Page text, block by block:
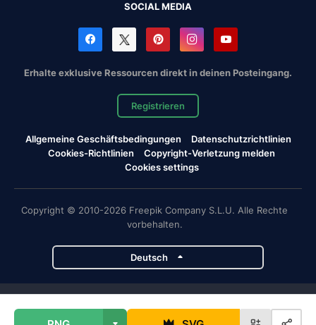
SOCIAL MEDIA
Erhalte exklusive Ressourcen direkt in deinen Posteingang.
Registrieren
Allgemeine Geschäftsbedingungen
Datenschutzrichtlinien
Cookies-Richtlinien
Copyright-Verletzung melden
Cookies settings
Copyright © 2010-2026 Freepik Company S.L.U. Alle Rechte
vorbehalten.
Deutsch